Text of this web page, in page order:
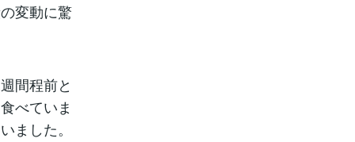
変動に驚
間程前と
べていま
ました。